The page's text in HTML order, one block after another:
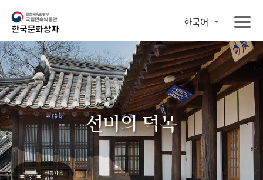
한국어
선비의 덕목